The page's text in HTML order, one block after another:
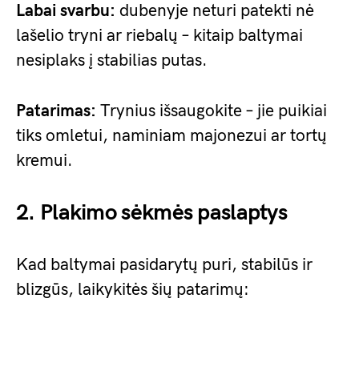
Labai svarbu: dubenyje neturi patekti nė
lašelio tryni ar riebalų – kitaip baltymai
nesiplaks į stabilias putas.
Patarimas: Trynius išsaugokite – jie puikiai
tiks omletui, naminiam majonezui ar tortų
kremui.
2. Plakimo sėkmės paslaptys
Kad baltymai pasidarytų puri, stabilūs ir
blizgūs, laikykitės šių patarimų: